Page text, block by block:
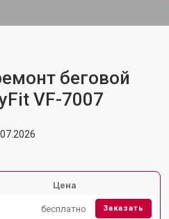
беговой
VF-7007
Цена
бесплатно Заказать